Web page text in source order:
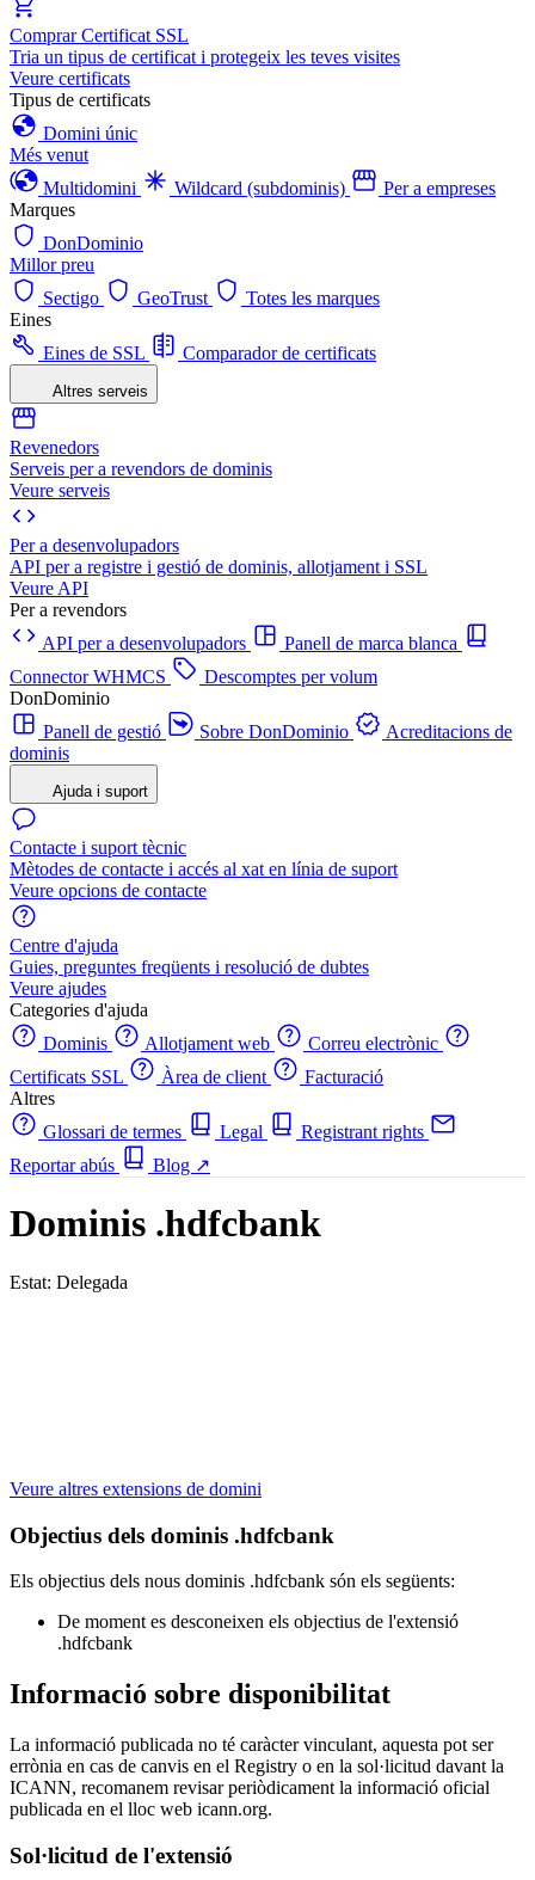
Comprar Certificat SSL
Tria un tipus de certificat i protegeix les teves visites
Veure certificats
Tipus de certificats
Domini únic
Més venut
Multidomini
Wildcard (subdominis)
Per a empreses
Marques
DonDominio
Millor preu
Sectigo
GeoTrust
Totes les marques
Eines
Eines de SSL
Comparador de certificats
Altres serveis
Revenedors
Serveis per a revendors de dominis
Veure serveis
Per a desenvolupadors
API per a registre i gestió de dominis, allotjament i SSL
Veure API
Per a revendors
API per a desenvolupadors
Panell de marca blanca
Connector WHMCS
Descomptes per volum
DonDominio
Panell de gestió
Sobre DonDominio
Acreditacions de
dominis
Ajuda i suport
Contacte i suport tècnic
Mètodes de contacte i accés al xat en línia de suport
Veure opcions de contacte
Centre d'ajuda
Guies, preguntes freqüents i resolució de dubtes
Veure ajudes
Categories d'ajuda
Dominis
Allotjament web
Correu electrònic
Certificats SSL
Àrea de client
Facturació
Altres
Glossari de termes
Legal
Registrant rights
Reportar abús
Blog ↗
Dominis .hdfcbank
Estat: Delegada
Veure altres extensions de domini
Objectius dels dominis .hdfcbank
Els objectius dels nous dominis .hdfcbank són els següents:
De moment es desconeixen els objectius de l'extensió
.hdfcbank
Informació sobre disponibilitat
La informació publicada no té caràcter vinculant, aquesta pot ser
errònia en cas de canvis en el Registry o en la sol·licitud davant la
ICANN, recomanem revisar periòdicament la informació oficial
publicada en el lloc web icann.org.
Sol·licitud de l'extensió